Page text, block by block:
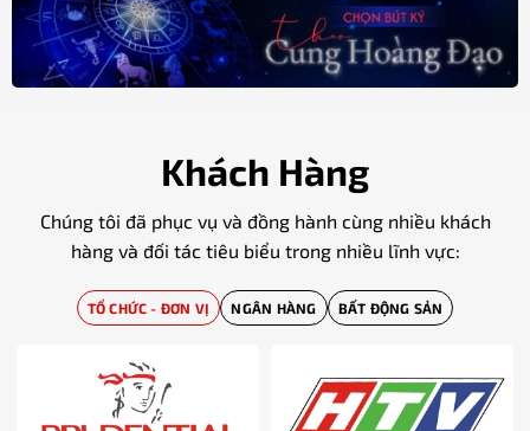
Khách Hàng
Chúng tôi đã phục vụ và đồng hành cùng nhiều khách
hàng và đối tác tiêu biểu trong nhiều lĩnh vực:
TỔ CHỨC - ĐƠN VỊ NGÂN HÀNG BẤT ĐỘNG SẢN